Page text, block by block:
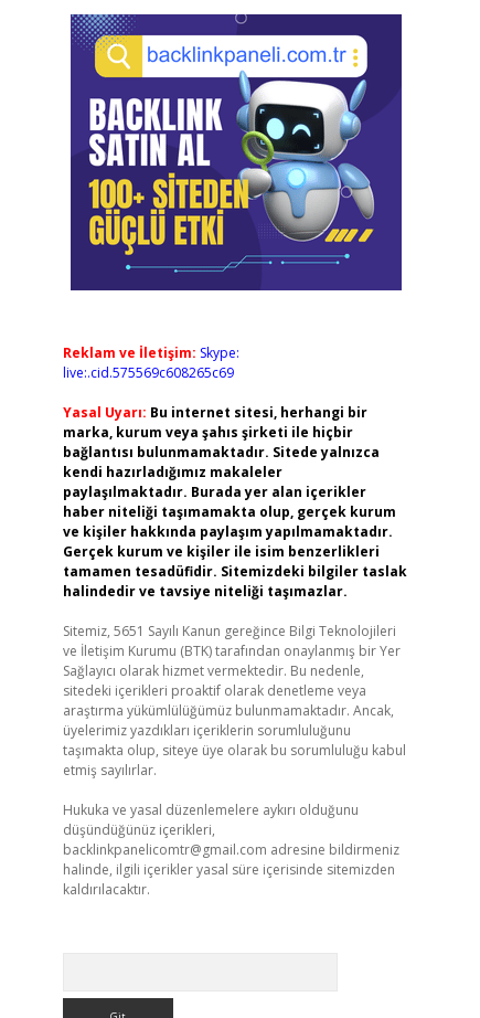
Reklam ve İletişim: Skype:
live:.cid.575569c608265c69
Yasal Uyarı: Bu internet sitesi, herhangi bir
marka, kurum veya şahıs şirketi ile hiçbir
bağlantısı bulunmamaktadır. Sitede yalnızca
kendi hazırladığımız makaleler
paylaşılmaktadır. Burada yer alan içerikler
haber niteliği taşımamakta olup, gerçek kurum
ve kişiler hakkında paylaşım yapılmamaktadır.
Gerçek kurum ve kişiler ile isim benzerlikleri
tamamen tesadüfidir. Sitemizdeki bilgiler taslak
halindedir ve tavsiye niteliği taşımazlar.
Sitemiz, 5651 Sayılı Kanun gereğince Bilgi Teknolojileri
ve İletişim Kurumu (BTK) tarafından onaylanmış bir Yer
Sağlayıcı olarak hizmet vermektedir. Bu nedenle,
sitedeki içerikleri proaktif olarak denetleme veya
araştırma yükümlülüğümüz bulunmamaktadır. Ancak,
üyelerimiz yazdıkları içeriklerin sorumluluğunu
taşımakta olup, siteye üye olarak bu sorumluluğu kabul
etmiş sayılırlar.
Hukuka ve yasal düzenlemelere aykırı olduğunu
düşündüğünüz içerikleri,
backlinkpanelicomtr@gmail.com adresine bildirmeniz
halinde, ilgili içerikler yasal süre içerisinde sitemizden
kaldırılacaktır.